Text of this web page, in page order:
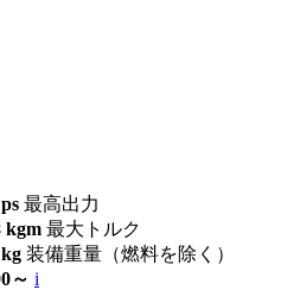
最高出力
kgm 最大トルク
装備重量（燃料を除く）
～ i